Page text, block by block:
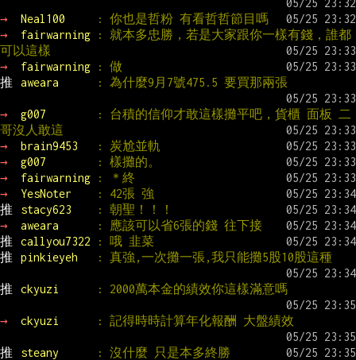
→ Neal100
: 你也是哲粉 有看哲哲節目嗎
→
fairwarning
: 就本多忠勝，若是大家跟你一樣有錢，誰都
可以這樣
→
fairwarning
: 做
推
aweara : 為什麼9月7號475.5 要買那兩張
→ g007
: 台積的信仰才敢這樣攤平吧，貨櫃 面板 二
哥沒人敢這
→
brain9453
: 炭尬並軌
→
g007
: 樣攤的。
→
fairwarning
: ＊終
→
YesNoter
: 42張 強
推
stacy623
: 朝聖！！！
→
aweara
: 應該可以省6張的錢 往下接
推
callyou7322
: 哦 韭菜
推
pinkieyeh : 真強,一次攤一張,我只能攤5股10股這種
推 ckyuzi : 2000萬本金的績效你這樣滿意嗎
→ ckyuzi : 記得時時計算年化報酬 大盤績效
推 steany
: 沒什麼 只是本多終勝